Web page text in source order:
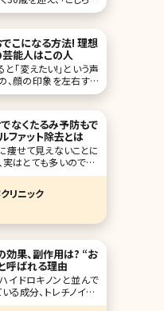
行語を冠した書籍まで
から程遠い存在になり
からずっと、ギャルに
憧れ、キラキラした女
こになる方法! 理想
能人はこの人
「変えたい!」という声
、顔の印象を左右する
です。皆さんは自分の
もおでこの整形をして
なくたるみ予防もで
ファット除去とは
痩せて見えないことに
はとても多いのです。
っても顔が小さく、フ
すっきり細ければあまり
う方もいます。 筆者
も顔が丸くて悩んでい
ることがあります。そ
リニック
効果、副作用は? “お
呼ばれる理由
イドロキノンと並んで
る成分、トレチノイン。
シミや肝斑、ニキビ跡